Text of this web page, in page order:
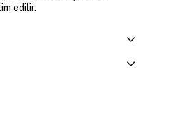
edilir.